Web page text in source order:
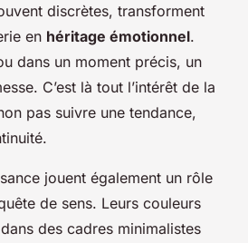
discrètes, transforment
en héritage émotionnel.
dans un moment précis, un
C’est là tout l’intérêt de la
pas suivre une tendance,
jouent également un rôle
de sens. Leurs couleurs
des cadres minimalistes